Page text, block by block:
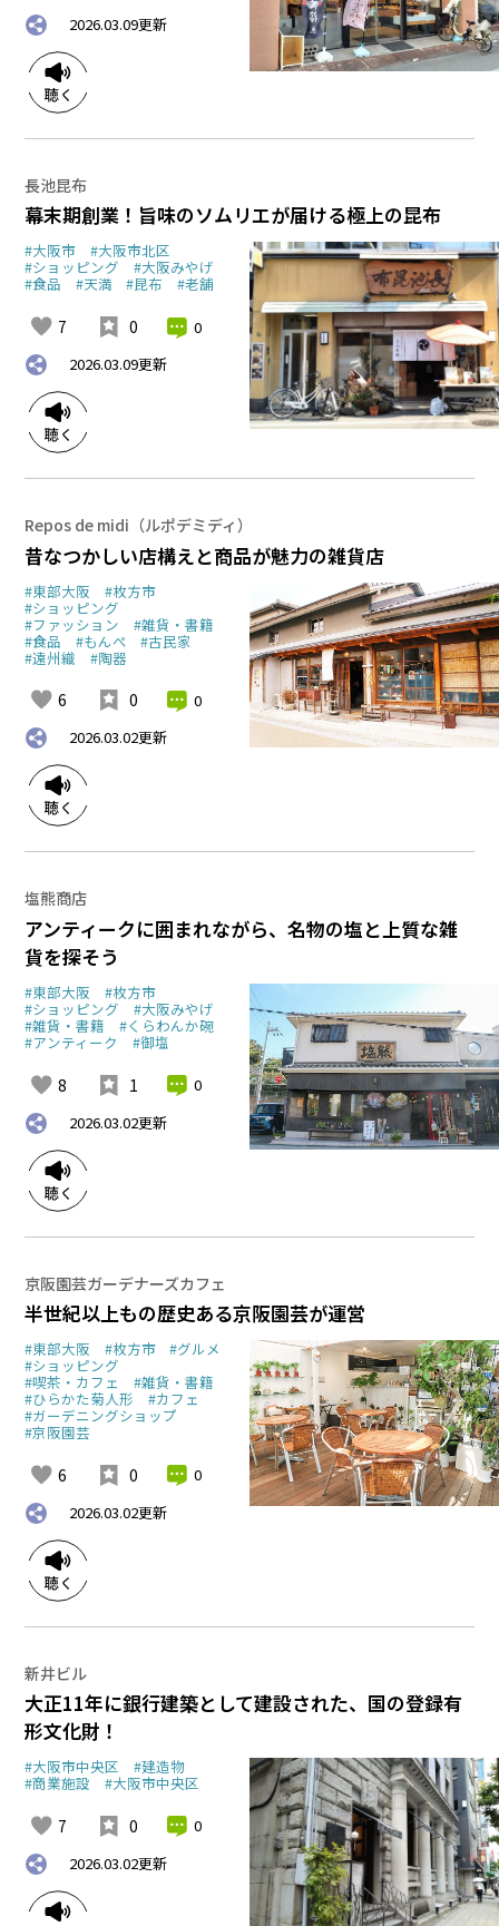
2026.03.09更新
長池昆布
幕末期創業！旨味のソムリエが届ける極上の昆布
#大阪市 #大阪市北区
#ショッピング #大阪みやげ
#食品 #天満 #昆布 #老舗
7 0
0
2026.03.09更新
Repos de midi（ルポデミディ）
昔なつかしい店構えと商品が魅力の雑貨店
#東部大阪 #枚方市
#ショッピング
#ファッション #雑貨・書籍
#食品 #もんぺ #古民家
#遠州織 #陶器
6 0
0
2026.03.02更新
塩熊商店
アンティークに囲まれながら、名物の塩と上質な雑
貨を探そう
#東部大阪 #枚方市
#ショッピング #大阪みやげ
#雑貨・書籍 #くらわんか碗
#アンティーク #御塩
8 1
0
2026.03.02更新
京阪園芸ガーデナーズカフェ
半世紀以上もの歴史ある京阪園芸が運営
#東部大阪 #枚方市 #グルメ
#ショッピング
#喫茶・カフェ #雑貨・書籍
#ひらかた菊人形 #カフェ
#ガーデニングショップ
#京阪園芸
6 0
0
2026.03.02更新
新井ビル
大正11年に銀行建築として建設された、国の登録有
形文化財！
#大阪市中央区 #建造物
#商業施設 #大阪市中央区
7 0
0
2026.03.02更新